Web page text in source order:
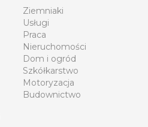
Ziemniaki
Usługi
Praca
Nieruchomości
Dom i ogród
Szkółkarstwo
Motoryzacja
Budownictwo